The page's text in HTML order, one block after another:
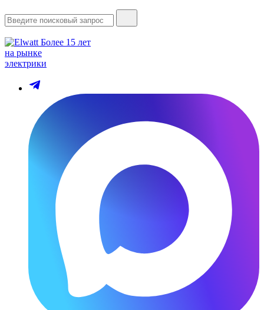
Более 15 лет
на рынке
электрики